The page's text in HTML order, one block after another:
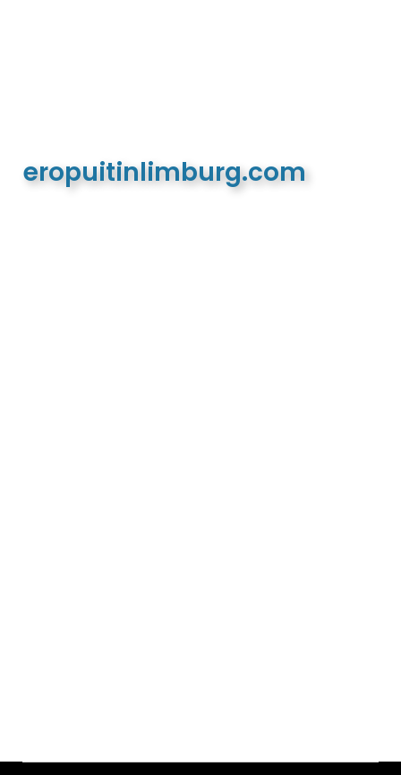
eropuitinlimburg.com